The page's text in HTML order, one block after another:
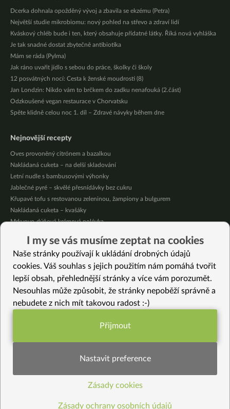
Dcerka dohnala opožděný vývoj a zbavila se ekzému (Petra)
Největší studie mikrobiomu: nový pohled na střevo a zdraví lidí
Kváskový chléb bude i ten, který obsahuje přídatné látky. Říká nová vyhláška
Je tak snadné dostat zbytečně antibiotika
Mám se ráda (Pylma)
Jak ráno uvařit jídlo s sebou do práce, školky či školy
12 posvátných nocí: Cesta k ženské moudrosti (8)
Jan Londzin: Nikdo vám to brčkem do zadku nenafouká (2.část)
Odzkoušené vegan restaurace v Chorvatsku
Spěte klidně celou noc 1. díl – Zdravé návyky během dne
Nejnovější recepty
Oves provoněný citrónem a bazalkou
Nakládaná cuketa – na delší skladování
Letní nudle s bambusovými výhonky
Jablečné pyré – skvělé přesnídávky bez cukru
Křupavé tofu s restovanou zeleninou, žampiony a bulgurem
Nakládaná cuketa – kvašáky
Mrkvovo-dýňová krémová polévka
Osvěžující čaj s citronovými bylinkami
Nepečený jablečný dort s rybízem
Vybrané recepty
Pestrá Buddha Bowl plná proteinů
Miso polévka s řasou Wakame
Jak na to – kokosový “Holandia” jogurt
I my se vás musíme zeptat na cookies
Naše stránky používají k ukládání drobných údajů
cookies. Váš souhlas s jejich použitím nám pomáhá tvořit
lepší obsah, přehlednější stránky a více vám porozumět.
Nesouhlas může způsobit, že stránky nepoběží správně a
nebudete z nich mít takovou radost :-)
Funkční nastavení potřebujeme (vždy
Statistiky pro lepší obsah
Přijmout
Nastavit preference
Zásady cookies
Zásady ochrany osobních údajů